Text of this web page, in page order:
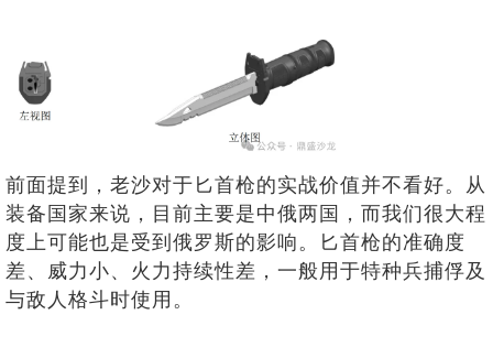
前面提到，老沙对于匕首枪的实战价值并不看好。从
装备国家来说，目前主要是中俄两国，而我们很大程
度上可能也是受到俄罗斯的影响。匕首枪的准确度
差、威力小、火力持续性差，一般用于特种兵捕俘及
与敌人格斗时使用。